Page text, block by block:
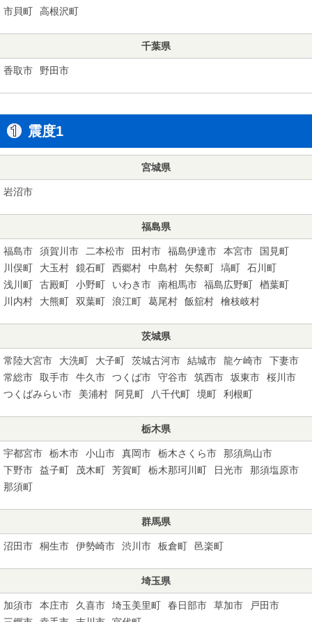
市貝町 高根沢町
千葉県
香取市 野田市
震度1
宮城県
岩沼市
福島県
福島市 須賀川市 二本松市 田村市 福島伊達市 本宮市
国見町
川俣町
大玉村 鏡石町 西郷村 中島村 矢祭町 塙町
石川町
浅川町
古殿町 小野町 いわき市 南相馬市 福島広野町
楢葉町
川内村
大熊町 双葉町 浪江町 葛尾村 飯舘村 檜枝岐村
茨城県
常陸大宮市 大洗町 大子町 茨城古河市 結城市 龍ケ崎市
下妻市
常総市
取手市 牛久市 つくば市 守谷市 筑西市 坂東市
桜川市
つくばみらい市
美浦村 阿見町 八千代町 境町 利根町
栃木県
宇都宮市 栃木市 小山市 真岡市 栃木さくら市
那須烏山市
下野市
益子町 茂木町 芳賀町 栃木那珂川町 日光市
那須塩原市
那須町
群馬県
沼田市 桐生市 伊勢崎市 渋川市 板倉町 邑楽町
埼玉県
加須市 本庄市 久喜市 埼玉美里町 春日部市 草加市
戸田市